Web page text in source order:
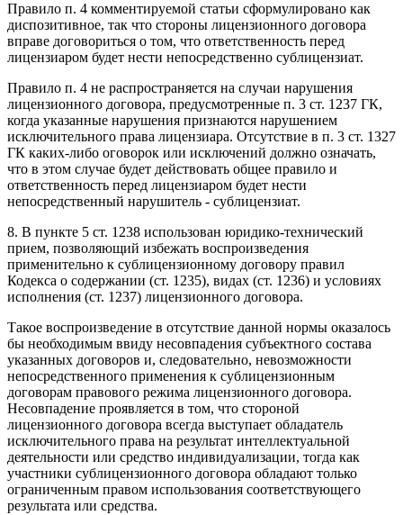
Правило п. 4 комментируемой статьи сформулировано как
диспозитивное, так что стороны лицензионного договора
вправе договориться о том, что ответственность перед
лицензиаром будет нести непосредственно сублицензиат.
Правило п. 4 не распространяется на случаи нарушения
лицензионного договора, предусмотренные п. 3 ст. 1237 ГК,
когда указанные нарушения признаются нарушением
исключительного права лицензиара. Отсутствие в п. 3 ст. 1327
ГК каких-либо оговорок или исключений должно означать,
что в этом случае будет действовать общее правило и
ответственность перед лицензиаром будет нести
непосредственный нарушитель - сублицензиат.
8. В пункте 5 ст. 1238 использован юридико-технический
прием, позволяющий избежать воспроизведения
применительно к сублицензионному договору правил
Кодекса о содержании (ст. 1235), видах (ст. 1236) и условиях
исполнения (ст. 1237) лицензионного договора.
Такое воспроизведение в отсутствие данной нормы оказалось
бы необходимым ввиду несовпадения субъектного состава
указанных договоров и, следовательно, невозможности
непосредственного применения к сублицензионным
договорам правового режима лицензионного договора.
Несовпадение проявляется в том, что стороной
лицензионного договора всегда выступает обладатель
исключительного права на результат интеллектуальной
деятельности или средство индивидуализации, тогда как
участники сублицензионного договора обладают только
ограниченным правом использования соответствующего
результата или средства.